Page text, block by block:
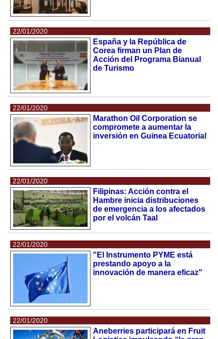
22/01/2020
España y la República de
Corea firman un Plan de
Acción del Programa Bianual
de Turismo
22/01/2020
Marathon Oil Corporation se
compromete a aumentar la
inversión en Guinea Ecuatorial
22/01/2020
Filipinas: Acción contra el
Hambre inicia distribuciones
de emergencia a los afectados
por el volcán Taal
22/01/2020
"El Instrumento PYME está
prestando apoyo a la
innovación de manera eficaz"
22/01/2020
Aneberries participará en Fruit